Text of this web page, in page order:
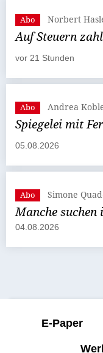
Abo Norbert
Auf Steuern
vor 21 Stunden
Abo Andrea
Spiegelei mit
05.08.2026
Abo Simone
Manche
04.08.2026
E-Paper